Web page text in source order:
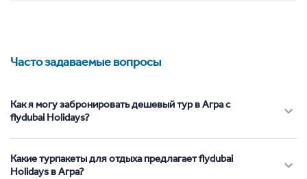
Часто задаваемые вопросы
Как я могу забронировать дешевый тур в Агра с
flydubai Holidays?
Какие турпакеты для отдыха предлагает flydubai
Holidays в Агра?